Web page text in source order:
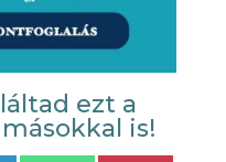
ezt a
is!